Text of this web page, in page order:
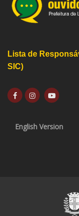
Lista de
SIC)
English Version